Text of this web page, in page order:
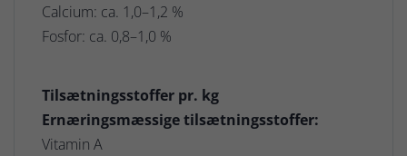
Calcium: ca. 1,0–1,2 %
Fosfor: ca. 0,8–1,0 %
Tilsætningsstoffer pr. kg
Ernæringsmæssige tilsætningsstoffer:
Vitamin A